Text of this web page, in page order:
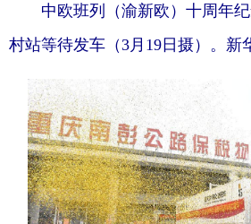
中欧班列（渝新欧）十周年
村站等待发车（3月19日摄）。新